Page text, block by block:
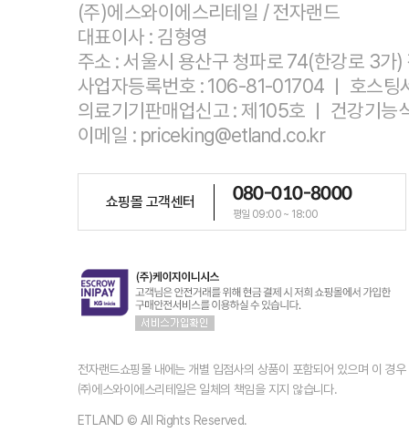
(주)에스와이에스리테일 / 전자랜드
대표이사 : 김형영
주소 : 서울시 용산구 청파로 74(한강로 3가
사업자등록번호 : 106-81-01704 ㅣ 호스
의료기기판매업신고 : 제105호 ㅣ 건강기
이메일 : priceking@etland.co.kr
쇼핑몰 고객센터 080-010-8000
평일 09:00 ~ 18:00
전자랜드쇼핑몰 내에는 개별 입점사의 상품이 포함되어 있으며 이 경
㈜에스와이에스리테일은 일체의 책임을 지지 않습니다.
ETLAND © All Rights Reserved.